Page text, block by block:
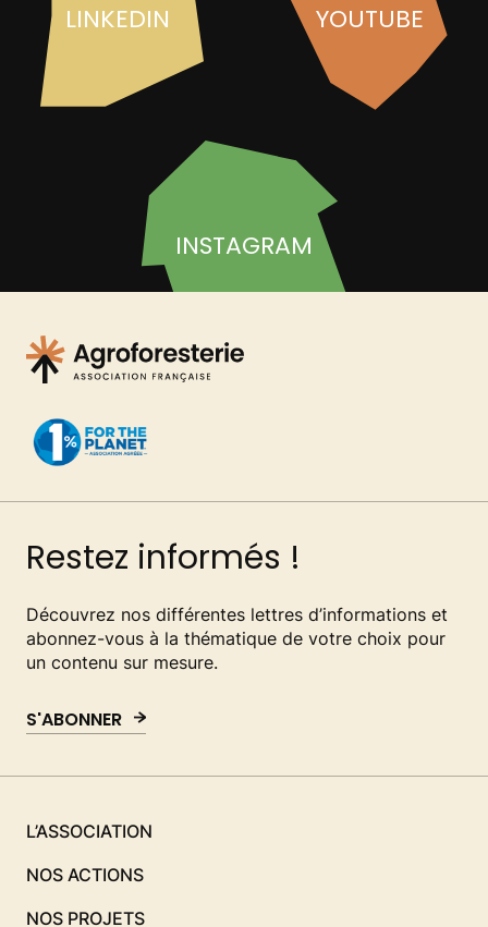
LINKEDIN YOUTUBE
INSTAGRAM
Restez informés !
Découvrez nos différentes lettres d’informations et
abonnez-vous à la thématique de votre choix pour
un contenu sur mesure.
S'ABONNER
L’ASSOCIATION
NOS ACTIONS
NOS PROJETS